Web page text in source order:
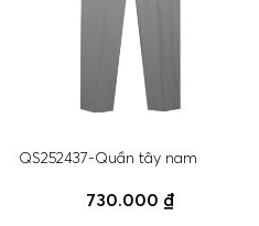
QS252437-Quần tây nam
730.000 ₫